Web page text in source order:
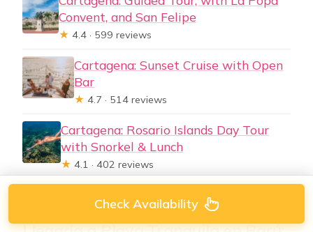
Convent, and San Felipe
★ 4.4 · 599 reviews
Cartagena: Sunset Cruise with Open
Bar
★ 4.7 · 514 reviews
Cartagena: Rosario Islands Day Tour
with Snorkel & Lunch
★ 4.1 · 402 reviews
Check Availability